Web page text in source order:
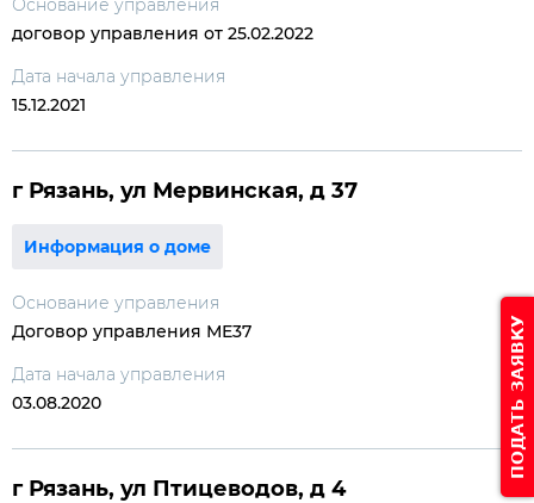
Основание управления
договор управления от 25.02.2022
Дата начала управления
15.12.2021
г Рязань, ул Мервинская, д 37
Информация о доме
Основание управления
Договор управления МЕ37
Дата начала управления
03.08.2020
г Рязань, ул Птицеводов, д 4
ПОДАТЬ ЗАЯВКУ